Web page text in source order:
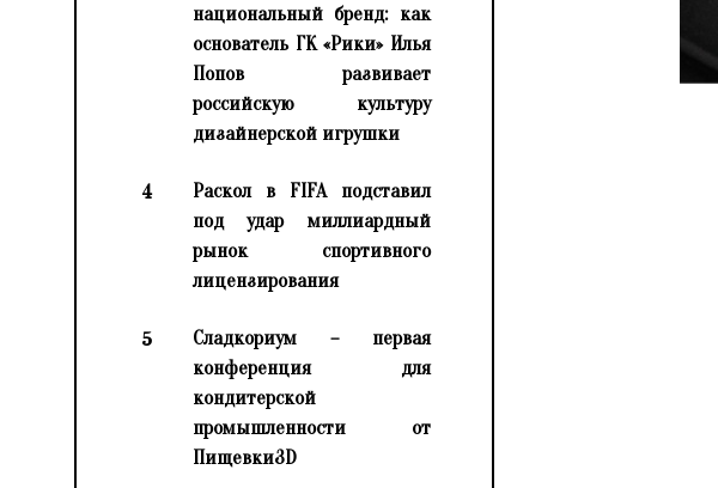
национальный бренд: как
основатель ГК «Рики» Илья
Попов развивает
российскую культуру
дизайнерской игрушки
4
Раскол в FIFA подставил
под удар миллиардный
рынок спортивного
лицензирования
5
Сладкориум – первая
конференция для
кондитерской
промышленности от
Пищевки3D